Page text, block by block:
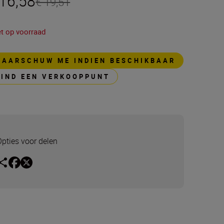
op voorraad
ME INDIEN BESCHIKBAAR
EEN VERKOOPPUNT
voor delen